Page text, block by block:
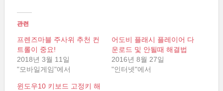
관련
프렌즈마블 주사위 추천 컨
트롤이 중요!
2018년 3월 11일
"모바일게임"에서
어도비 플래시 플레이어 다
운로드 및 안될때 해결법
2016년 8월 27일
"인터넷"에서
윈도우10 키보드 고정키 해